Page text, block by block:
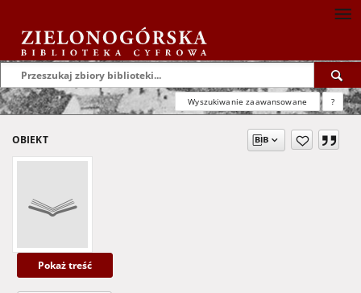
Wyszukiwanie zaawansowane ?
OBIEKT
Pokaż treść